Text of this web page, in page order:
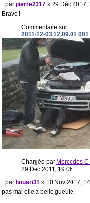
par pierre2017 » 29 Déc 2017,
Bravo !
Commentaire sur:
2011-12-03 12.09.01 001
Chargée par Mercedes
29 Déc 2011, 19:06
par houari31 » 10 Nov 2017,
pas mal elle a belle gueule.